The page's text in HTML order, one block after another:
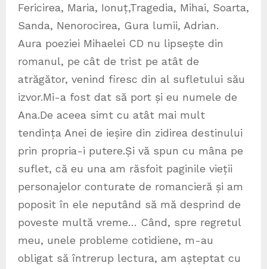
Fericirea, Maria, Ionuț,Tragedia, Mihai, Soarta,
Sanda, Nenorocirea, Gura lumii, Adrian.
Aura poeziei Mihaelei CD nu lipsește din
romanul, pe cât de trist pe atât de
atrăgător, venind firesc din al sufletului său
izvor.Mi-a fost dat să port și eu numele de
Ana.De aceea simt cu atât mai mult
tendința Anei de ieșire din zidirea destinului
prin propria-i putere.Și vă spun cu mâna pe
suflet, că eu una am răsfoit paginile vieții
personajelor conturate de romancieră și am
poposit în ele neputând să mă desprind de
poveste multă vreme… Când, spre regretul
meu, unele probleme cotidiene, m-au
obligat să întrerup lectura, am așteptat cu